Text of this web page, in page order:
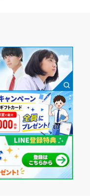
ます。
。
す。実際の料金とは異なる可
せください。
本校の口コミをもっと見る
とうございます！
りがとうございま
の勉強方法の指導を
と期待していま
ます。
寧に対応してくれる
がない。
コミュニケーション等)
、大学受験に向けたモ
せる事が出来る。